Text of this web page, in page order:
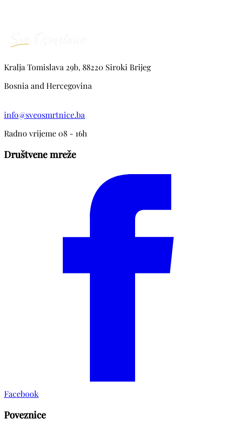
Kralja Tomislava 29b, 88220 Siroki Brijeg
Bosnia and Hercegovina
info@sveosmrtnice.ba
Radno vrijeme 08 - 16h
Društvene mreže
Facebook
Poveznice